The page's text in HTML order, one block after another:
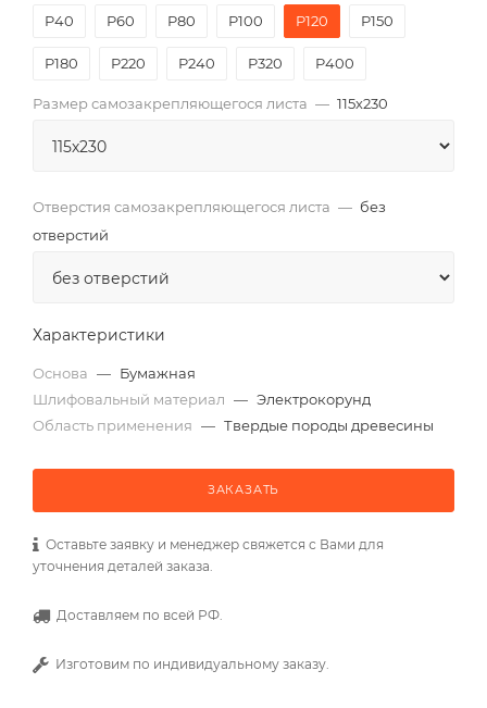
P40
P60 P80 P100 P120 P150
P180 P220 P240 P320 P400
Размер самозакрепляющегося листа — 115х230
Отверстия самозакрепляющегося листа — без
отверстий
Характеристики
Основа — Бумажная
Шлифовальный материал — Электрокорунд
Область применения — Твердые породы древесины
ЗАКАЗАТЬ
Оставьте заявку и менеджер свяжется с Вами для
уточнения деталей заказа.
Доставляем по всей РФ.
Изготовим по индивидуальному заказу.